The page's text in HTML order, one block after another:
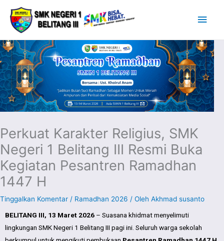
Lewati
konten
Perkuat Karakter Religius, SMK
Negeri 1 Belitang III Resmi Buka
Kegiatan Pesantren Ramadhan
1447 H
Tinggalkan Komentar / Ramadhan 2026 / Oleh Akhmad susanto
BELITANG III, 13 Maret 2026 – Suasana khidmat menyelimuti
lingkungan SMK Negeri 1 Belitang III pagi ini. Seluruh warga sekolah